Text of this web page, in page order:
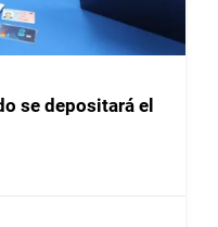
se depositará el